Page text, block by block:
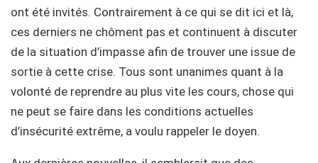
ont été invités. Contrairement à ce qui se dit ici et là,
ces derniers ne chôment pas et continuent à discuter
de la situation d’impasse afin de trouver une issue de
sortie à cette crise. Tous sont unanimes quant à la
volonté de reprendre au plus vite les cours, chose qui
ne peut se faire dans les conditions actuelles
d’insécurité extrême, a voulu rappeler le doyen.